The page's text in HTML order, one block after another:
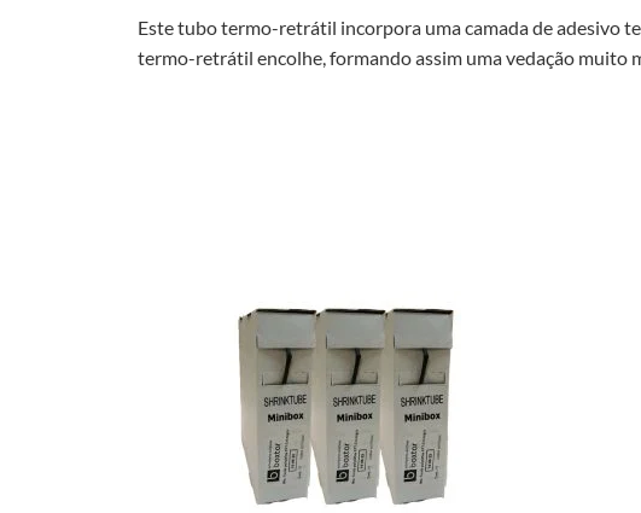
Este tubo termo-retrátil incorpora uma camada de adesivo
termo-retrátil encolhe, formando assim uma vedação muito